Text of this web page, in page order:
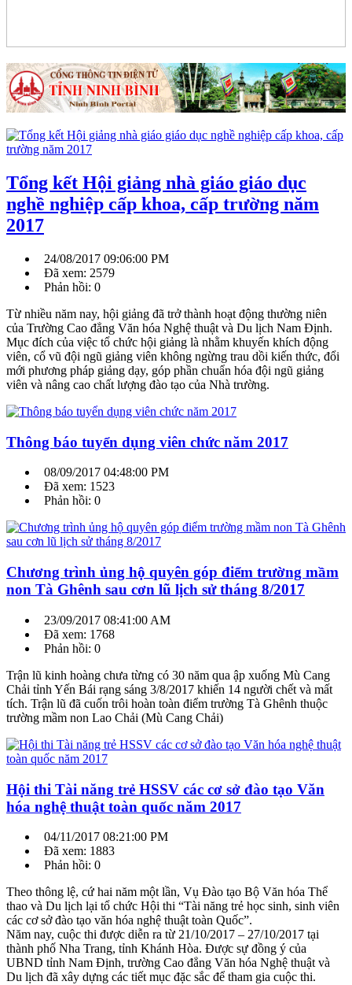
Tổng kết Hội giảng nhà giáo giáo dục
nghề nghiệp cấp khoa, cấp trường năm
2017
24/08/2017 09:06:00 PM
Đã xem: 2579
Phản hồi: 0
Từ nhiều năm nay, hội giảng đã trở thành hoạt động thường niên
của Trường Cao đẳng Văn hóa Nghệ thuật và Du lịch Nam Định.
Mục đích của việc tổ chức hội giảng là nhằm khuyến khích động
viên, cổ vũ đội ngũ giảng viên không ngừng trau dồi kiến thức, đổi
mới phương pháp giảng dạy, góp phần chuẩn hóa đội ngũ giảng
viên và nâng cao chất lượng đào tạo của Nhà trường.
Thông báo tuyển dụng viên chức năm 2017
08/09/2017 04:48:00 PM
Đã xem: 1523
Phản hồi: 0
Chương trình ủng hộ quyên góp điểm trường mầm
non Tà Ghênh sau cơn lũ lịch sử tháng 8/2017
23/09/2017 08:41:00 AM
Đã xem: 1768
Phản hồi: 0
Trận lũ kinh hoàng chưa từng có 30 năm qua ập xuống Mù Cang
Chải tỉnh Yến Bái rạng sáng 3/8/2017 khiến 14 người chết và mất
tích. Trận lũ đã cuốn trôi hoàn toàn điểm trường Tà Ghênh thuộc
trường mầm non Lao Chải (Mù Cang Chải)
Hội thi Tài năng trẻ HSSV các cơ sở đào tạo Văn
hóa nghệ thuật toàn quốc năm 2017
04/11/2017 08:21:00 PM
Đã xem: 1883
Phản hồi: 0
Theo thông lệ, cứ hai năm một lần, Vụ Đào tạo Bộ Văn hóa Thể
thao và Du lịch lại tổ chức Hội thi “Tài năng trẻ học sinh, sinh viên
các cơ sở đào tạo văn hóa nghệ thuật toàn Quốc”.
Năm nay, cuộc thi được diễn ra từ 21/10/2017 – 27/10/2017 tại
thành phố Nha Trang, tỉnh Khánh Hòa. Được sự đồng ý của
UBND tỉnh Nam Định, trường Cao đẳng Văn hóa Nghệ thuật và
Du lịch đã xây dựng các tiết mục đặc sắc để tham gia cuộc thi.